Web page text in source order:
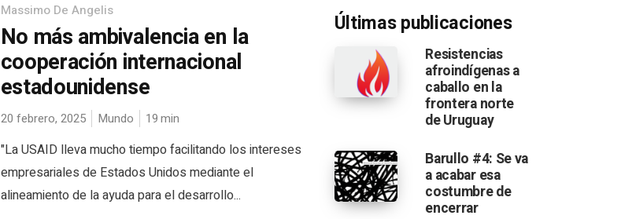
Massimo De Angelis
No más ambivalencia en la
cooperación internacional
estadounidense
20 febrero, 2025 Mundo 19min
"La USAID lleva mucho tiempo facilitando los intereses
empresariales de Estados Unidos mediante el
alineamiento de la ayuda para el desarrollo...
Últimas publicaciones
Resistencias
afroindígenas a
caballo en la
frontera norte
de Uruguay
Barullo #4: Se va
a acabar esa
costumbre de
encerrar